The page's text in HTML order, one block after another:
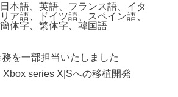
日本語、英語、フランス語、イタ
リア語、ドイツ語、スペイン語、
簡体字、繁体字、韓国語
を一部担当いたしました
series X|Sへの移植開発